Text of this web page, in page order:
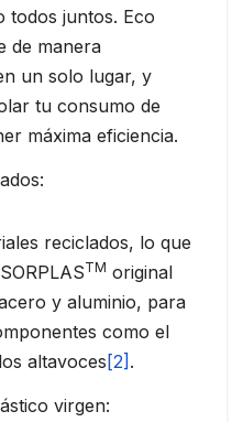
todos juntos. Eco
de manera
un solo lugar, y
tu consumo de
máxima eficiencia.
reciclados, lo que
TM original
y aluminio, para
como el
altavoces [2] .
virgen: